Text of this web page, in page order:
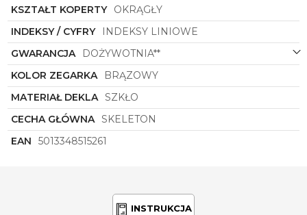
zegarków.
KSZTAŁT KOPERTY OKRĄGŁY
INDEKSY / CYFRY
INDEKSY LINIOWE
GWARANCJA
DOŻYWOTNIA**
KOLOR ZEGARKA
BRĄZOWY
MATERIAŁ DEKLA SZKŁO
CECHA GŁÓWNA SKELETON
EAN
5013348515261
INSTRUKCJA